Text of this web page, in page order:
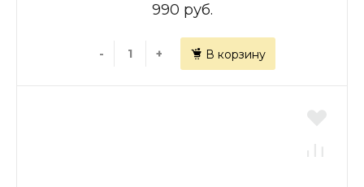
990 руб.
- + В корзину